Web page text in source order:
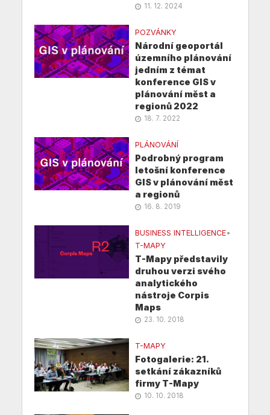
11. 12. 2024
POZVÁNKY
Národní geoportál
územního plánování
jedním z témat
konference GIS v
plánování měst a
regionů 2022
18. 7. 2022
PLÁNOVÁNÍ
Podrobný program
letošní konference
GIS v plánování měst
a regionů
16. 8. 2019
BUSINESS INTELLIGENCE•
T-MAPY
T-Mapy představily
druhou verzi svého
analytického
nástroje Corpis
Maps
23. 10. 2018
T-MAPY
Fotogalerie: 21.
setkání zákazníků
firmy T-Mapy
10. 10. 2018